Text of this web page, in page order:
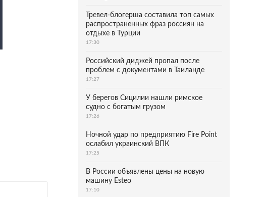
Тревел-блогерша составила топ самых
распространенных фраз россиян на
отдыхе в Турции
17:30
Российский диджей пропал после
проблем с документами в Таиланде
17:27
У берегов Сицилии нашли римское
судно с богатым грузом
17:26
Ночной удар по предприятию Fire Point
ослабил украинский ВПК
17:25
В России объявлены цены на новую
машину Esteo
17:10